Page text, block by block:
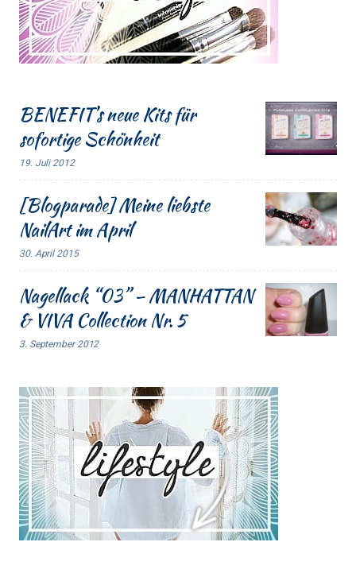
BENEFIT’s neue Kits für
sofortige Schönheit
19. Juli 2012
[Blogparade] Meine liebste
NailArt im April
30. April 2015
Nagellack “03” – MANHATTAN
& VIVA Collection Nr. 5
3. September 2012